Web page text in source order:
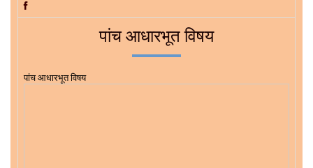
पांच आधारभूत विषय
पांच आधारभूत विषय